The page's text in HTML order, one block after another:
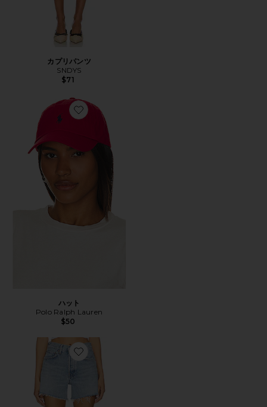
カプリパンツ
SNDYS
$71
Favorite ハット
ハット
Polo Ralph Lauren
$50
Favorite PARKER ショートパンツ